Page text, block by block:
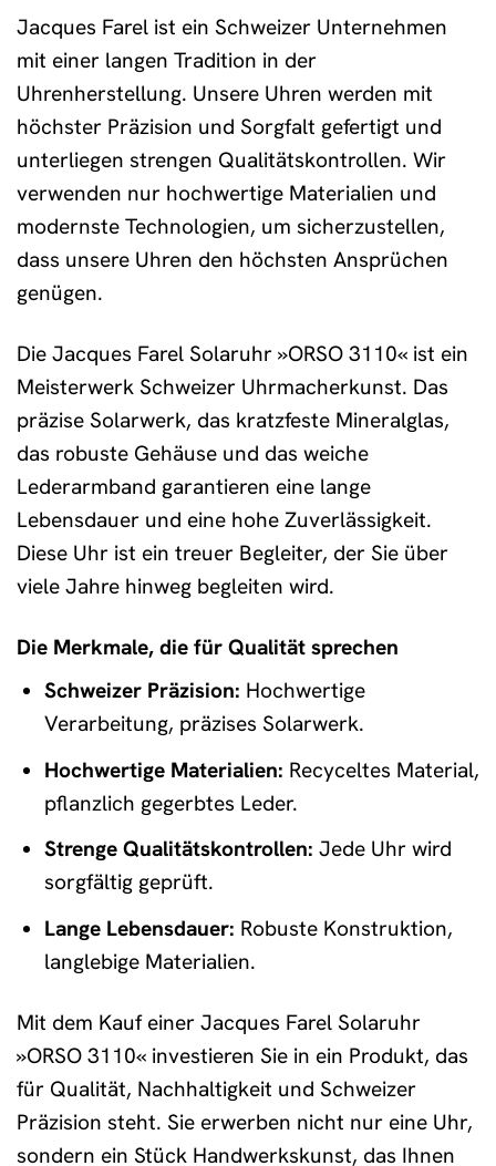
Jacques Farel ist ein Schweizer Unternehmen
mit einer langen Tradition in der
Uhrenherstellung. Unsere Uhren werden mit
höchster Präzision und Sorgfalt gefertigt und
unterliegen strengen Qualitätskontrollen. Wir
verwenden nur hochwertige Materialien und
modernste Technologien, um sicherzustellen,
dass unsere Uhren den höchsten Ansprüchen
genügen.
Die Jacques Farel Solaruhr »ORSO 3110« ist ein
Meisterwerk Schweizer Uhrmacherkunst. Das
präzise Solarwerk, das kratzfeste Mineralglas,
das robuste Gehäuse und das weiche
Lederarmband garantieren eine lange
Lebensdauer und eine hohe Zuverlässigkeit.
Diese Uhr ist ein treuer Begleiter, der Sie über
viele Jahre hinweg begleiten wird.
Die Merkmale, die für Qualität sprechen
Schweizer Präzision: Hochwertige
Verarbeitung, präzises Solarwerk.
Hochwertige Materialien: Recyceltes Material,
pflanzlich gegerbtes Leder.
Strenge Qualitätskontrollen: Jede Uhr wird
sorgfältig geprüft.
Lange Lebensdauer: Robuste Konstruktion,
langlebige Materialien.
Mit dem Kauf einer Jacques Farel Solaruhr
»ORSO 3110« investieren Sie in ein Produkt, das
für Qualität, Nachhaltigkeit und Schweizer
Präzision steht. Sie erwerben nicht nur eine Uhr,
sondern ein Stück Handwerkskunst, das Ihnen